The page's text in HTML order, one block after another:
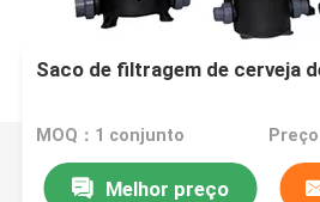
Saco de filtragem de cerveja
MOQ：1 conjunto
Melhor preço